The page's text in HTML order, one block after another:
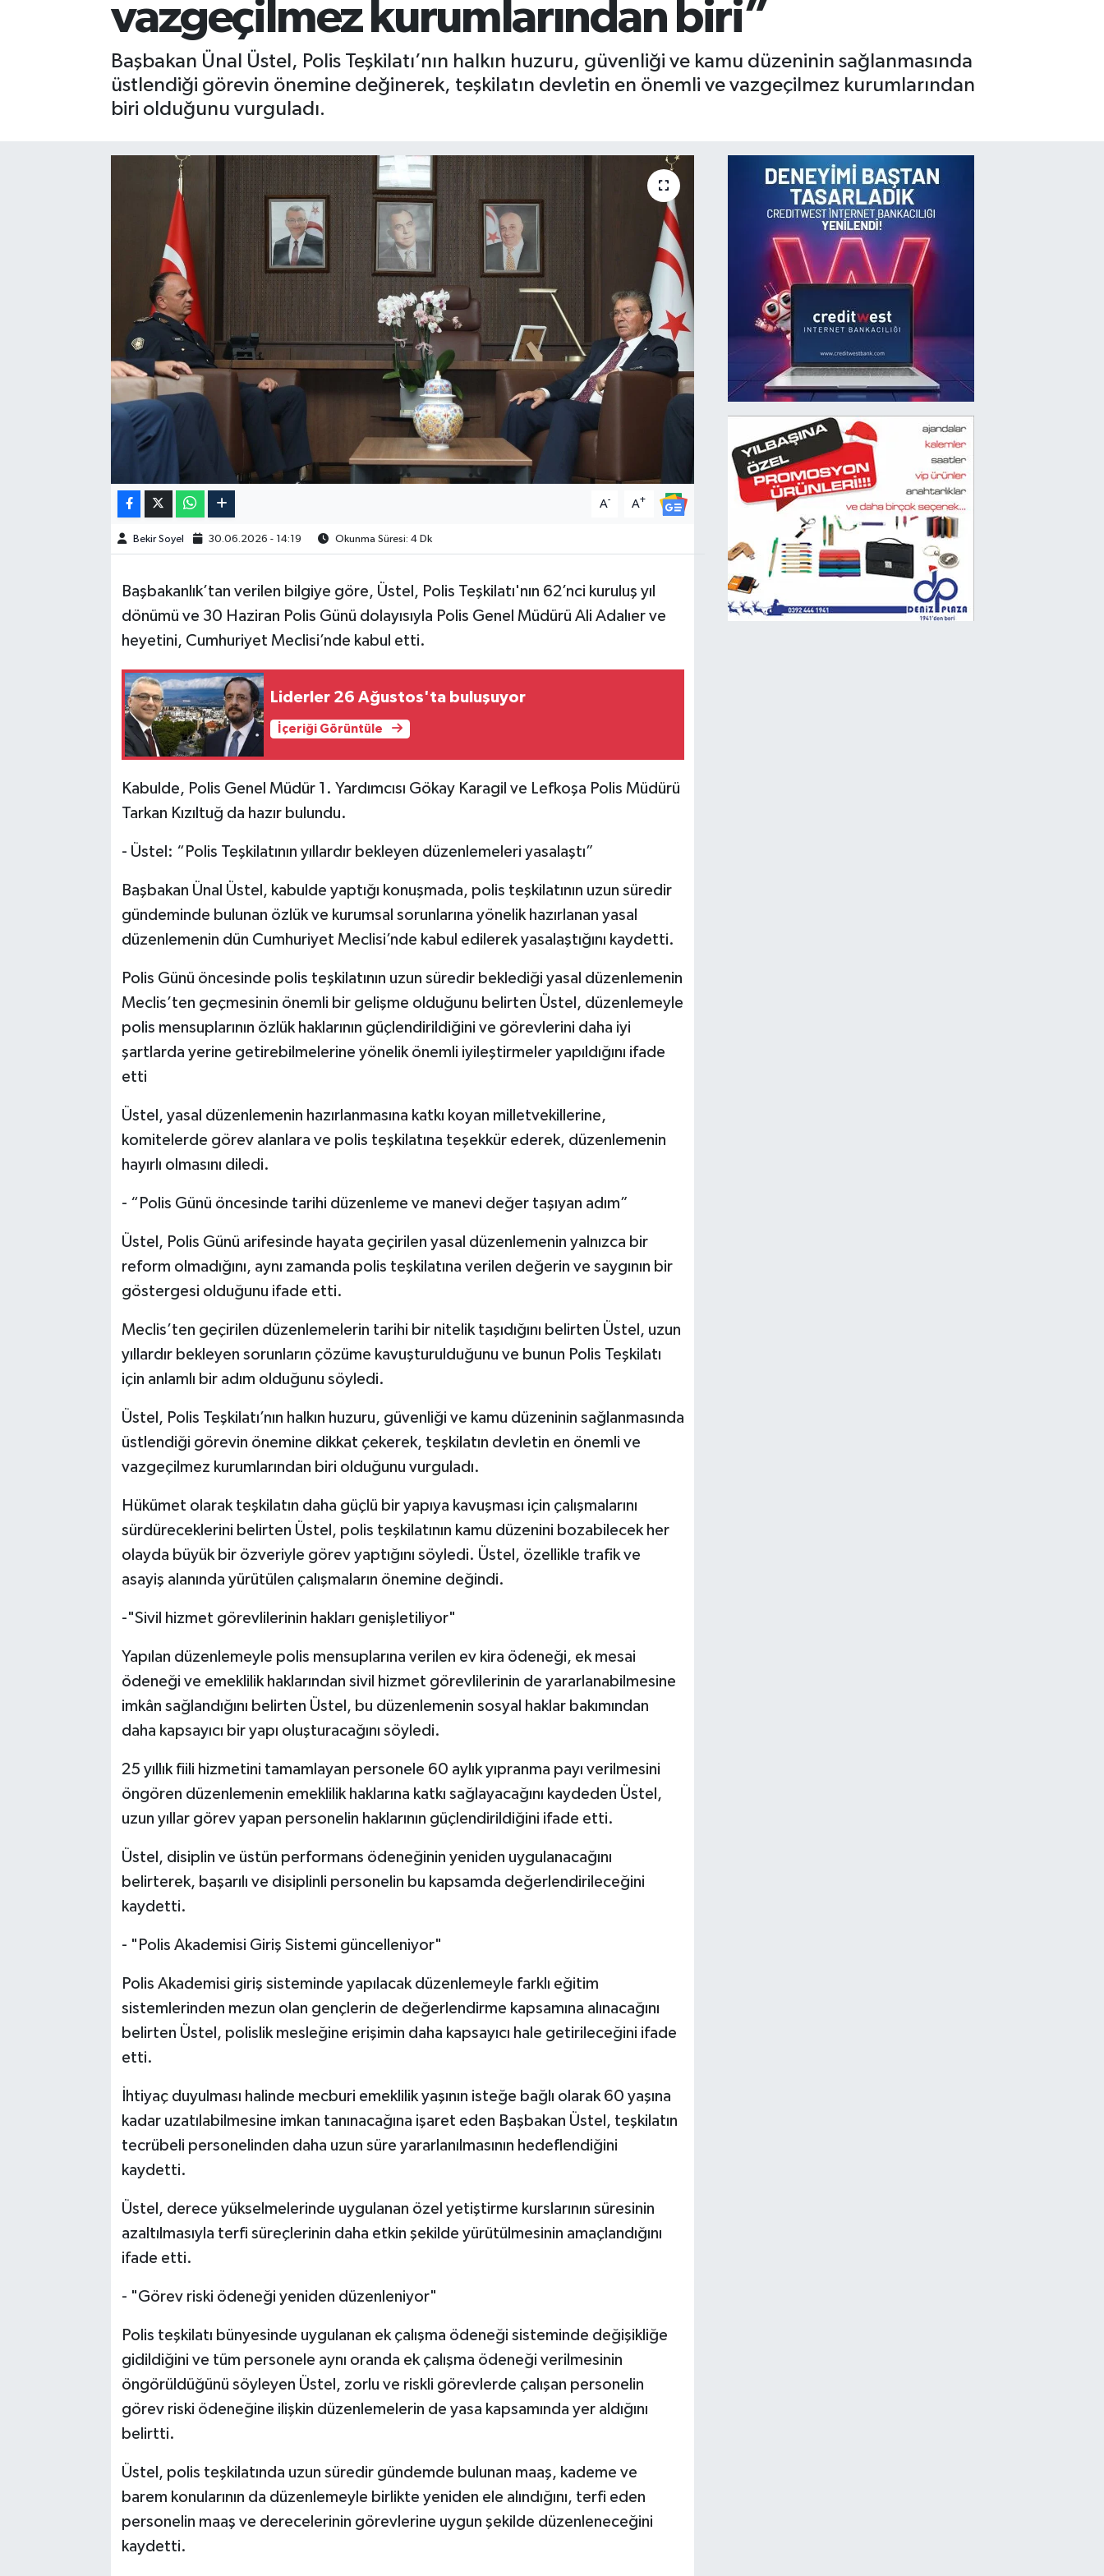
vazgeçilmez kurumlarından biri”
Başbakan Ünal Üstel, Polis Teşkilatı’nın halkın huzuru, güvenliği ve kamu düzeninin sağlanmasında
üstlendiği görevin önemine değinerek, teşkilatın devletin en önemli ve vazgeçilmez kurumlarından
biri olduğunu vurguladı.
A- A+
Bekir Soyel 30.06.2026 - 14:19 Okunma Süresi: 4 Dk
Başbakanlık’tan verilen bilgiye göre, Üstel, Polis Teşkilatı'nın 62’nci kuruluş yıl
dönümü ve 30 Haziran Polis Günü dolayısıyla Polis Genel Müdürü Ali Adalıer ve
heyetini, Cumhuriyet Meclisi’nde kabul etti.
Liderler 26 Ağustos'ta buluşuyor
İçeriği Görüntüle
Kabulde, Polis Genel Müdür 1. Yardımcısı Gökay Karagil ve Lefkoşa Polis Müdürü
Tarkan Kızıltuğ da hazır bulundu.
- Üstel: “Polis Teşkilatının yıllardır bekleyen düzenlemeleri yasalaştı”
Başbakan Ünal Üstel, kabulde yaptığı konuşmada, polis teşkilatının uzun süredir
gündeminde bulunan özlük ve kurumsal sorunlarına yönelik hazırlanan yasal
düzenlemenin dün Cumhuriyet Meclisi’nde kabul edilerek yasalaştığını kaydetti.
Polis Günü öncesinde polis teşkilatının uzun süredir beklediği yasal düzenlemenin
Meclis’ten geçmesinin önemli bir gelişme olduğunu belirten Üstel, düzenlemeyle
polis mensuplarının özlük haklarının güçlendirildiğini ve görevlerini daha iyi
şartlarda yerine getirebilmelerine yönelik önemli iyileştirmeler yapıldığını ifade
etti
Üstel, yasal düzenlemenin hazırlanmasına katkı koyan milletvekillerine,
komitelerde görev alanlara ve polis teşkilatına teşekkür ederek, düzenlemenin
hayırlı olmasını diledi.
- “Polis Günü öncesinde tarihi düzenleme ve manevi değer taşıyan adım”
Üstel, Polis Günü arifesinde hayata geçirilen yasal düzenlemenin yalnızca bir
reform olmadığını, aynı zamanda polis teşkilatına verilen değerin ve saygının bir
göstergesi olduğunu ifade etti.
Meclis’ten geçirilen düzenlemelerin tarihi bir nitelik taşıdığını belirten Üstel, uzun
yıllardır bekleyen sorunların çözüme kavuşturulduğunu ve bunun Polis Teşkilatı
için anlamlı bir adım olduğunu söyledi.
Üstel, Polis Teşkilatı’nın halkın huzuru, güvenliği ve kamu düzeninin sağlanmasında
üstlendiği görevin önemine dikkat çekerek, teşkilatın devletin en önemli ve
vazgeçilmez kurumlarından biri olduğunu vurguladı.
Hükümet olarak teşkilatın daha güçlü bir yapıya kavuşması için çalışmalarını
sürdüreceklerini belirten Üstel, polis teşkilatının kamu düzenini bozabilecek her
olayda büyük bir özveriyle görev yaptığını söyledi. Üstel, özellikle trafik ve
asayiş alanında yürütülen çalışmaların önemine değindi.
-"Sivil hizmet görevlilerinin hakları genişletiliyor"
Yapılan düzenlemeyle polis mensuplarına verilen ev kira ödeneği, ek mesai
ödeneği ve emeklilik haklarından sivil hizmet görevlilerinin de yararlanabilmesine
imkân sağlandığını belirten Üstel, bu düzenlemenin sosyal haklar bakımından
daha kapsayıcı bir yapı oluşturacağını söyledi.
25 yıllık fiili hizmetini tamamlayan personele 60 aylık yıpranma payı verilmesini
öngören düzenlemenin emeklilik haklarına katkı sağlayacağını kaydeden Üstel,
uzun yıllar görev yapan personelin haklarının güçlendirildiğini ifade etti.
Üstel, disiplin ve üstün performans ödeneğinin yeniden uygulanacağını
belirterek, başarılı ve disiplinli personelin bu kapsamda değerlendirileceğini
kaydetti.
- "Polis Akademisi Giriş Sistemi güncelleniyor"
Polis Akademisi giriş sisteminde yapılacak düzenlemeyle farklı eğitim
sistemlerinden mezun olan gençlerin de değerlendirme kapsamına alınacağını
belirten Üstel, polislik mesleğine erişimin daha kapsayıcı hale getirileceğini ifade
etti.
İhtiyaç duyulması halinde mecburi emeklilik yaşının isteğe bağlı olarak 60 yaşına
kadar uzatılabilmesine imkan tanınacağına işaret eden Başbakan Üstel, teşkilatın
tecrübeli personelinden daha uzun süre yararlanılmasının hedeflendiğini
kaydetti.
Üstel, derece yükselmelerinde uygulanan özel yetiştirme kurslarının süresinin
azaltılmasıyla terfi süreçlerinin daha etkin şekilde yürütülmesinin amaçlandığını
ifade etti.
- "Görev riski ödeneği yeniden düzenleniyor"
Polis teşkilatı bünyesinde uygulanan ek çalışma ödeneği sisteminde değişikliğe
gidildiğini ve tüm personele aynı oranda ek çalışma ödeneği verilmesinin
öngörüldüğünü söyleyen Üstel, zorlu ve riskli görevlerde çalışan personelin
görev riski ödeneğine ilişkin düzenlemelerin de yasa kapsamında yer aldığını
belirtti.
Üstel, polis teşkilatında uzun süredir gündemde bulunan maaş, kademe ve
barem konularının da düzenlemeyle birlikte yeniden ele alındığını, terfi eden
personelin maaş ve derecelerinin görevlerine uygun şekilde düzenleneceğini
kaydetti.